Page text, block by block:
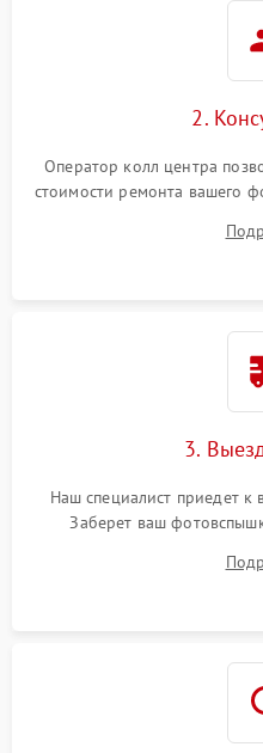
2.
Оператор колл центра
стоимости ремонта вашего
3.
Наш специалист приедет к
Заберет ваш